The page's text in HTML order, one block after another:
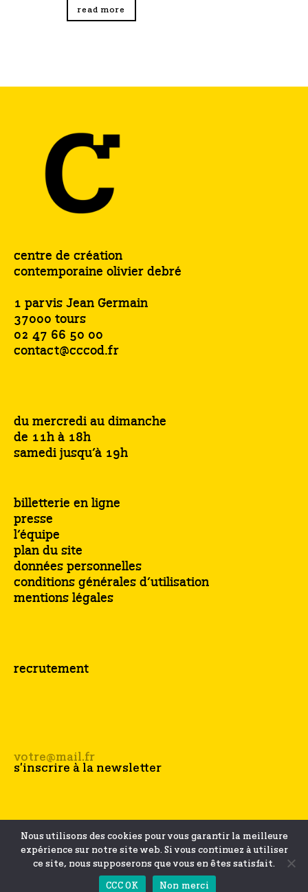
read more
centre de création
contemporaine olivier debré
1 parvis Jean Germain
37000 tours
02 47 66 50 00
contact@cccod.fr
du mercredi au dimanche
de 11h à 18h
samedi jusqu’à 19h
billetterie en ligne
presse
l’équipe
plan du site
données personnelles
conditions générales d’utilisation
mentions légales
recrutement
Nous utilisons des cookies pour vous garantir la meilleure
expérience sur notre site web. Si vous continuez à utiliser
ce site, nous supposerons que vous en êtes satisfait.
CCC OK Non merci